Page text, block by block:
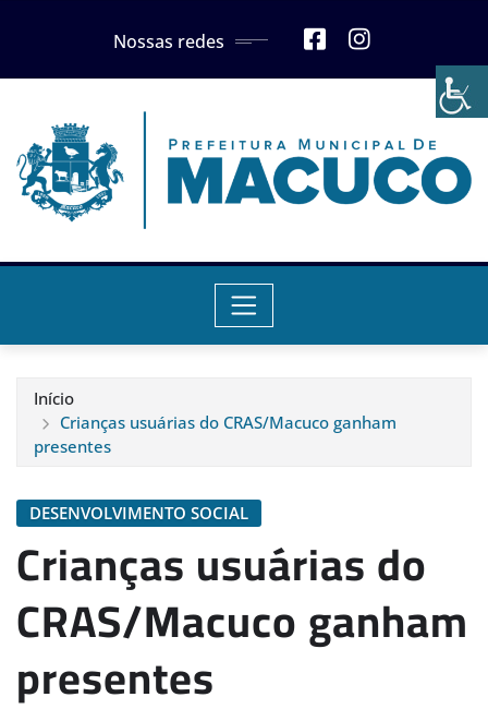
Nossas redes
Início
Crianças usuárias do CRAS/Macuco ganham
presentes
DESENVOLVIMENTO SOCIAL
Crianças usuárias do
CRAS/Macuco ganham
presentes